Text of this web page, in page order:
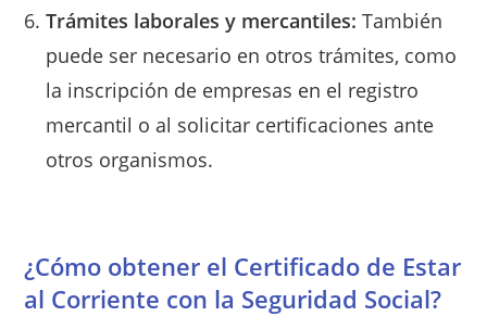
Trámites laborales y mercantiles: También
puede ser necesario en otros trámites, como
la inscripción de empresas en el registro
mercantil o al solicitar certificaciones ante
otros organismos.
¿Cómo obtener el Certificado de Estar
al Corriente con la Seguridad Social?